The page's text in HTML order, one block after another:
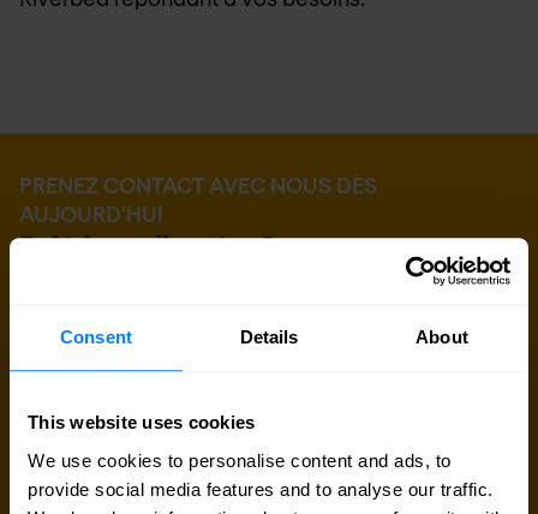
Consent Details About
This website uses cookies
We use cookies to personalise content and ads, to
provide social media features and to analyse our traffic.
PRENEZ CONTACT AVEC NOUS DÈS
AUJOURD'HUI
Prêt à en discuter ?
informations techniques, une assistance ou un
devis personnalisé ? Notre équipe d'experts à
Bruxellesest prête à vous aider.
Parler avec un expert